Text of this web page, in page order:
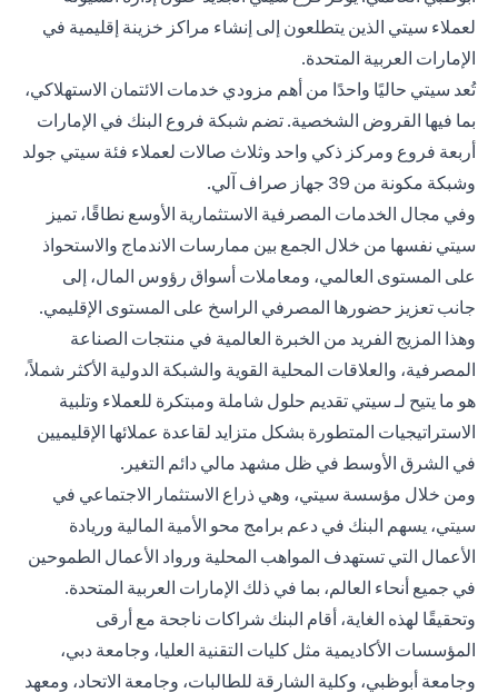
لعملاء سيتي الذين يتطلعون إلى إنشاء مراكز خزينة إقليمية في
الإمارات العربية المتحدة.
تُعد سيتي حاليًا واحدًا من أهم مزودي خدمات الائتمان الاستهلاكي،
بما فيها القروض الشخصية. تضم شبكة فروع البنك في الإمارات
أربعة فروع ومركز ذكي واحد وثلاث صالات لعملاء فئة سيتي جولد
وشبكة مكونة من 39 جهاز صراف آلي.
وفي مجال الخدمات المصرفية الاستثمارية الأوسع نطاقًا، تميز
سيتي نفسها من خلال الجمع بين ممارسات الاندماج والاستحواذ
على المستوى العالمي، ومعاملات أسواق رؤوس المال، إلى
جانب تعزيز حضورها المصرفي الراسخ على المستوى الإقليمي.
وهذا المزيج الفريد من الخبرة العالمية في منتجات الصناعة
المصرفية، والعلاقات المحلية القوية والشبكة الدولية الأكثر شملاً،
هو ما يتيح لـ سيتي تقديم حلول شاملة ومبتكرة للعملاء وتلبية
الاستراتيجيات المتطورة بشكل متزايد لقاعدة عملائها الإقليميين
في الشرق الأوسط في ظل مشهد مالي دائم التغير.
ومن خلال مؤسسة سيتي، وهي ذراع الاستثمار الاجتماعي في
سيتي، يسهم البنك في دعم برامج محو الأمية المالية وريادة
الأعمال التي تستهدف المواهب المحلية ورواد الأعمال الطموحين
في جميع أنحاء العالم، بما في ذلك الإمارات العربية المتحدة.
وتحقيقًا لهذه الغاية، أقام البنك شراكات ناجحة مع أرقى
المؤسسات الأكاديمية مثل كليات التقنية العليا، وجامعة دبي،
وجامعة أبوظبي، وكلية الشارقة للطالبات، وجامعة الاتحاد، ومعهد